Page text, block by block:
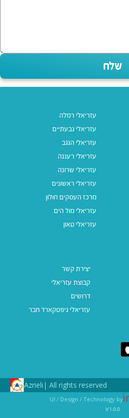
שלח
עזריאלי רמלה
עזריאלי גבעתיים
עזריאלי הנגב
עזריאלי רעננה
עזריאלי שרונה
עזריאלי ראשונים
מרכז העסקים חולון
עזריאלי מול הים
עזריאלי טאון
יצירת קשר
קבוצת עזריאלי
דרושים
עזריאלי גיפטקארד חבר‎
All rights reserved |
Azrieli
UI / Design / Technology by
v1.0.0